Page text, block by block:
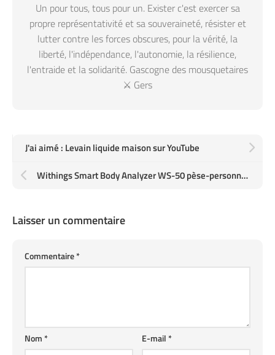
Un pour tous, tous pour un. Exister c'est exercer sa
propre représentativité et sa souveraineté, résister et
lutter contre les forces obscures, pour la vérité, la
liberté, l'indépendance, l'autonomie, la résilience,
l'entraide et la solidarité. Gascogne des mousquetaires
⚔️ Gers
J'ai aimé : Levain liquide maison sur YouTube
Withings Smart Body Analyzer WS-50 pèse-personne wifi et bluetooth tout-en-un
Laisser un commentaire
Commentaire*
E-mail*
Nom*